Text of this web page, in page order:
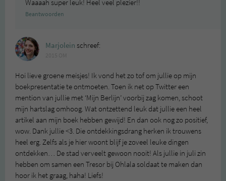
Waaaah super leuk! Heel veel plezier!!
Beantwoorden
Marjolein schreef:
Hoi lieve groene meisjes! Ik vond het zo tof om jullie op mijn
boekpresentatie te ontmoeten. Toen ik net op Twitter een
mention van jullie met ‘Mijn Berlijn’ voorbij zag komen, schoot
mijn hartslag omhoog. Wat ontzettend leuk dat jullie een heel
artikel aan mijn boek hebben gewijd! En dan ook nog zo positief,
wow. Dank jullie <3. Die ontdekkingsdrang herken ik trouwens
heel erg. Zelfs als je hier woont blijf je zoveel leuke dingen
ontdekken… De stad verveelt gewoon nooit! Als jullie in juli zin
hebben om samen een Tresor bij Ohlala soldaat te maken dan
hoor ik het graag, haha! Liefs!